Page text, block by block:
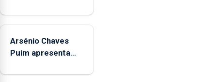
aos
durante
o
de
Arsénio Chaves
Puim apresenta
de Vila do Porto